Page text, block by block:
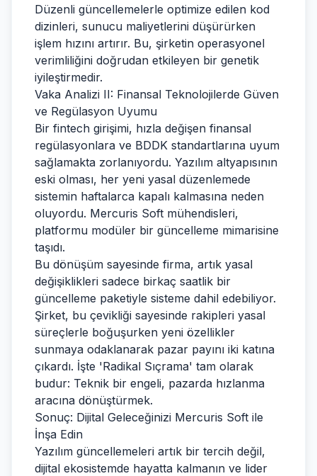
Düzenli güncellemelerle optimize edilen kod
dizinleri, sunucu maliyetlerini düşürürken
işlem hızını artırır. Bu, şirketin operasyonel
verimliliğini doğrudan etkileyen bir genetik
iyileştirmedir.
Vaka Analizi II: Finansal Teknolojilerde Güven
ve Regülasyon Uyumu
Bir fintech girişimi, hızla değişen finansal
regülasyonlara ve BDDK standartlarına uyum
sağlamakta zorlanıyordu. Yazılım altyapısının
eski olması, her yeni yasal düzenlemede
sistemin haftalarca kapalı kalmasına neden
oluyordu. Mercuris Soft mühendisleri,
platformu modüler bir güncelleme mimarisine
taşıdı.
Bu dönüşüm sayesinde firma, artık yasal
değişiklikleri sadece birkaç saatlik bir
güncelleme paketiyle sisteme dahil edebiliyor.
Şirket, bu çevikliği sayesinde rakipleri yasal
süreçlerle boğuşurken yeni özellikler
sunmaya odaklanarak pazar payını iki katına
çıkardı. İşte 'Radikal Sıçrama' tam olarak
budur: Teknik bir engeli, pazarda hızlanma
aracına dönüştürmek.
Sonuç: Dijital Geleceğinizi Mercuris Soft ile
İnşa Edin
Yazılım güncellemeleri artık bir tercih değil,
dijital ekosistemde hayatta kalmanın ve lider